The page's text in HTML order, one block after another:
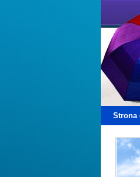
Strona